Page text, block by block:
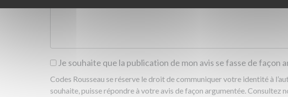
Je souhaite que la publication de mon avis se fasse de façon
Codes Rousseau se réserve le droit de communiquer votre identité à
souhaite, puisse répondre à votre avis de façon argumentée. Consultez